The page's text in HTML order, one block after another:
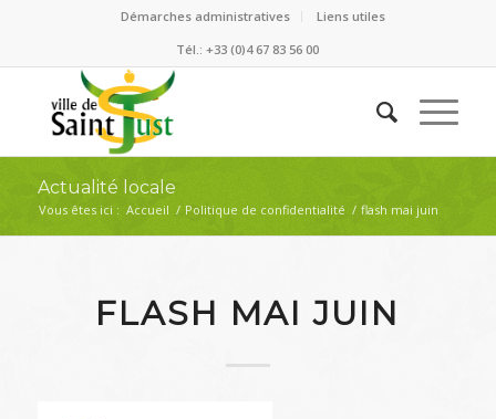
Démarches administratives
Liens utiles
Tél.: +33 (0)4 67 83 56 00
Actualité locale
Vous êtes ici : Accueil / Politique de confidentialité / flash mai juin
FLASH MAI JUIN